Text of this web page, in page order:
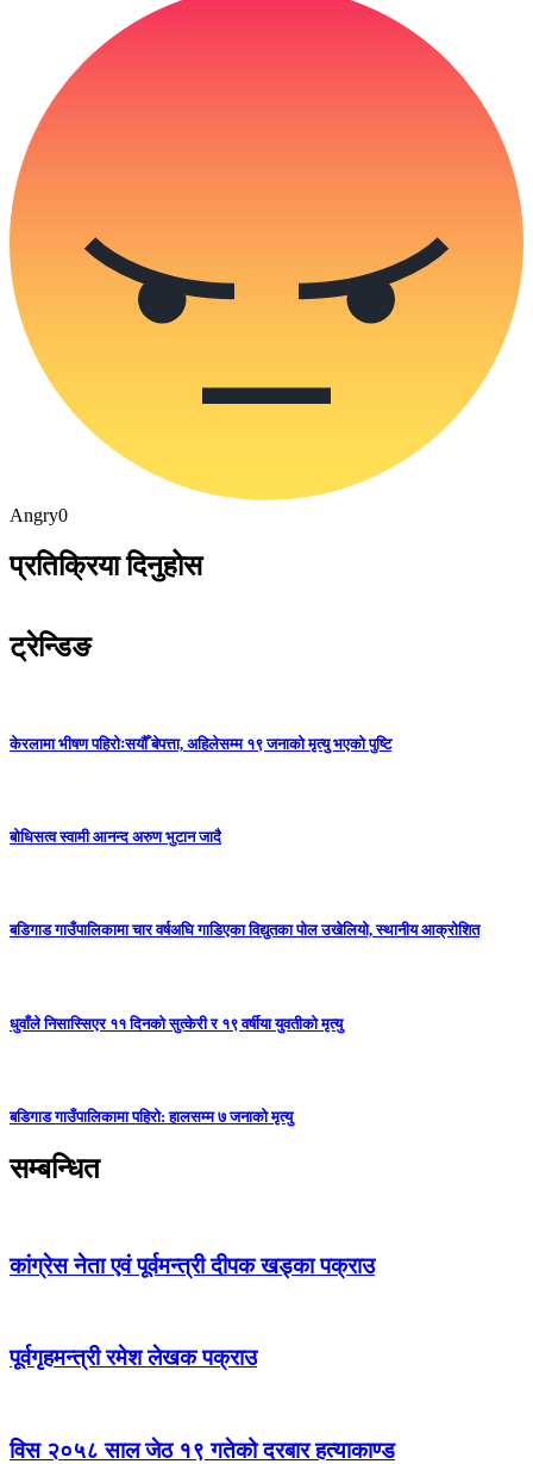
Angry0
प्रतिक्रिया दिनुहोस
ट्रेन्डिङ
केरलामा भीषण पहिरोःसयौँ बेपत्ता, अहिलेसम्म १९ जनाको मृत्यु भएको पुष्टि
बोधिसत्व स्वामी आनन्द अरुण भुटान जादै
बडिगाड गाउँपालिकामा चार वर्षअघि गाडिएका विद्युतका पोल उखेलियो, स्थानीय आक्रोशित
धुवाँले निसास्सिएर ११ दिनको सुत्केरी र १९ वर्षीया युवतीको मृत्यु
बडिगाड गाउँपालिकामा पहिरो: हालसम्म ७ जनाको मृत्यु
सम्बन्धित
कांग्रेस नेता एवं पूर्वमन्त्री दीपक खड्का पक्राउ
पूर्वगृहमन्त्री रमेश लेखक पक्राउ
विस २०५८ साल जेठ १९ गतेको दरबार हत्याकाण्ड